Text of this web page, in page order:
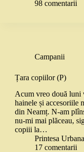
98 comentarii
Campanii
Țara copiilor (P)
Acum vreo două luni
hainele și accesoriile
din Neamț. N-am
nu-mi mai plăceau,
copiii la…
Printesa Urbana
17 comentarii